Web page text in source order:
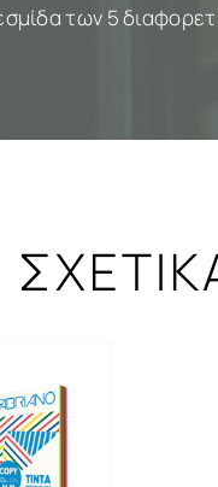
των 5